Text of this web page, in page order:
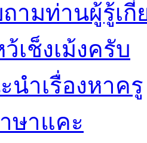
ามท่านผู้รู้เกี่
เช็งเม้งครับ
นำเรื่องหาครู
ษาแคะ